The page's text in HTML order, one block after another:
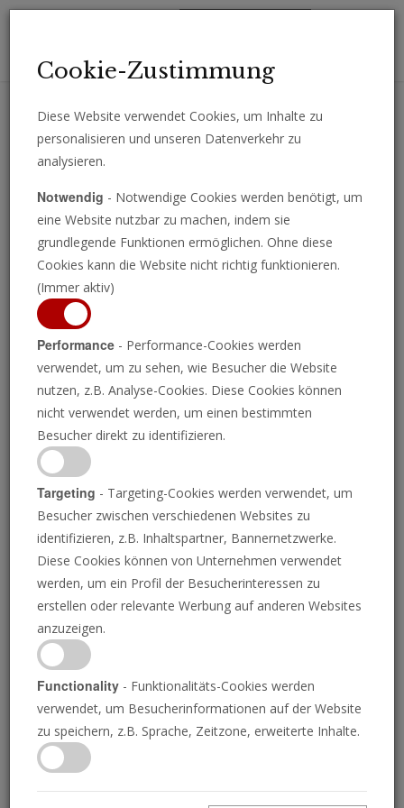
Erhalten Sie wichtige Analysen, Kommentare und Nachrichten
EMMA MCKOY/DIE POSAUNE
Das US-
Justizministerium geht
gegen den Geburten-
Tourismus vor
Cookie-Zustimmung
Diese Website verwendet Cookies, um Inhalte zu
personalisieren und unseren Datenverkehr zu
analysieren.
Notwendig - Notwendige Cookies werden benötigt, um
eine Website nutzbar zu machen, indem sie
grundlegende Funktionen ermöglichen. Ohne diese
Cookies kann die Website nicht richtig funktionieren.
(Immer aktiv)
Performance - Performance-Cookies werden
verwendet, um zu sehen, wie Besucher die Website
nutzen, z.B. Analyse-Cookies. Diese Cookies können
nicht verwendet werden, um einen bestimmten
Besucher direkt zu identifizieren.
Targeting - Targeting-Cookies werden verwendet, um
Besucher zwischen verschiedenen Websites zu
identifizieren, z.B. Inhaltspartner, Bannernetzwerke.
Diese Cookies können von Unternehmen verwendet
werden, um ein Profil der Besucherinteressen zu
erstellen oder relevante Werbung auf anderen Websites
anzuzeigen.
Functionality - Funktionalitäts-Cookies werden
verwendet, um Besucherinformationen auf der Website
zu speichern, z.B. Sprache, Zeitzone, erweiterte Inhalte.